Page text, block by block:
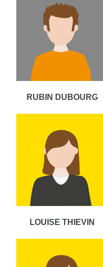
RUBIN DUBOURG
LOUISE THIEVIN